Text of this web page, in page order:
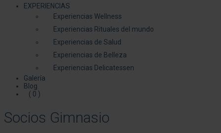
EXPERIENCIAS
Experiencias Wellness
Experiencias Rituales del mundo
Experiencias de Salud
Experiencias de Belleza
Experiencias Delicatessen
Galería
Blog
( 0 )
Socios Gimnasio